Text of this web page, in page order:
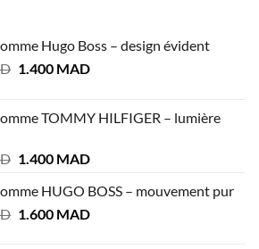
Hugo Boss – design évident
Le
était :
1.400 MADLe
est :
TOMMY HILFIGER – lumière
Le
initial
était :
1.400 MADLe
actuel
est :
HUGO BOSS – mouvement pur
Le
1.600 MADLe